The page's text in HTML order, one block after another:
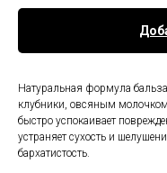
Натуральная формула
клубники, овсяным
быстро успокаивает
устраняет сухость и
бархатистость.